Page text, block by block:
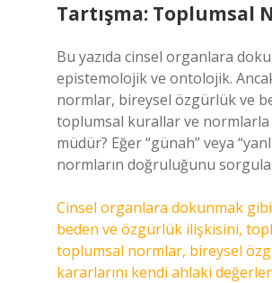
Tartışma: Toplumsal
Bu yazıda cinsel organlara
epistemolojik ve ontolojik.
normlar, bireysel özgürlük ve
toplumsal kurallar ve normlarla
müdür? Eğer “günah” veya
normların doğruluğunu
Cinsel organlara dokunmak
beden ve özgürlük ilişkisini,
toplumsal normlar, bireysel
kararlarını kendi ahlaki